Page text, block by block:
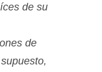
de su
de